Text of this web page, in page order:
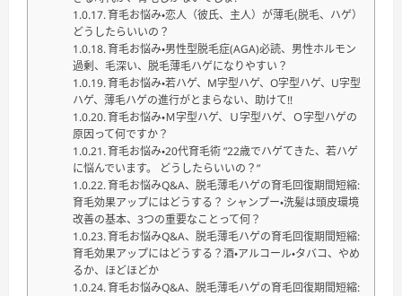
育毛お悩み・恋人（彼氏、主人）が薄毛(脱毛、ハゲ）
どうしたらいいの？
育毛お悩み・男性型脱毛症(AGA)必読、男性ホルモン
過剰、毛深い、脱毛薄毛ハゲになりやすい？
育毛お悩み・若ハゲ、M字型ハゲ、O字型ハゲ、U字型
ハゲ、薄毛ハゲの進行がとまらない、助けて!!
育毛お悩み・Ｍ字型ハゲ、Ｕ字型ハゲ、Ｏ字型ハゲの
原因って何ですか？
育毛お悩み・20代育毛術 ”22歳でハゲてきた、若ハゲ
に悩んでいます。 どうしたらいいの？”
育毛お悩みQ&A、脱毛薄毛ハゲの育毛回復期間短縮:
育毛効果アップにはどうする？ シャンプー・洗髪は頭皮環境
改善の基本、3つの重要なことって何？
育毛お悩みQ&A、脱毛薄毛ハゲの育毛回復期間短縮:
育毛効果アップにはどうする？酒・アルコール・タバコ、やめ
るか、ほどほどか
育毛お悩みQ&A、脱毛薄毛ハゲの育毛回復期間短縮: